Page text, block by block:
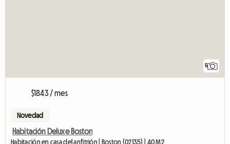
5
$1843 / mes
Novedad
Habitación Deluxe Boston
Habitación en casa del anfitrión | Boston (02135) | 40 M2